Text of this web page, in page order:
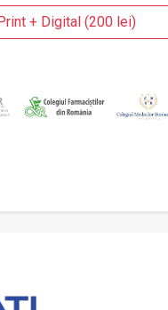
+ Digital (200 lei)